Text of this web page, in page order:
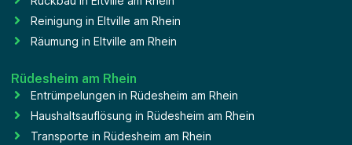
Reinigung in Eltville am Rhein
Räumung in Eltville am Rhein
Rüdesheim am Rhein
Entrümpelungen in Rüdesheim am Rhein
Haushaltsauflösung in Rüdesheim am Rhein
Transporte in Rüdesheim am Rhein